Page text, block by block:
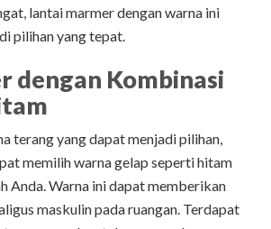
lantai marmer dengan warna ini
pilihan yang tepat.
dengan Kombinasi
terang yang dapat menjadi pilihan,
memilih warna gelap seperti hitam
Anda. Warna ini dapat memberikan
maskulin pada ruangan. Terdapat